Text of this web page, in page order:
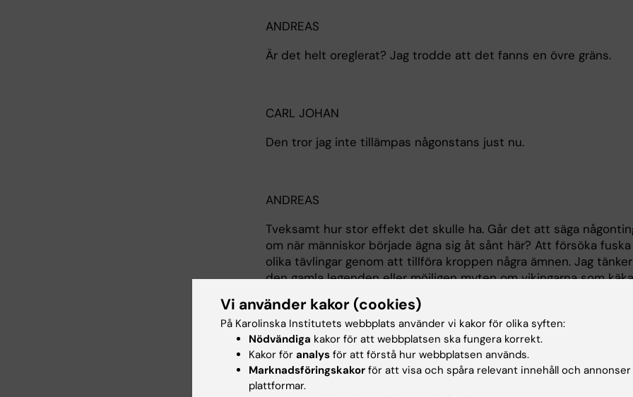
ANDREAS
Är det helt oreglerat? Jag trodde att det fanns en övre gräns.
CARL JOHAN
Den tror jag inte tillämpas någonstans just nu.
ANDREAS
Tveksamt hur stor effekt det skulle ha. Går det att säga
om när människor började ägna sig åt sånt här? Att försöka fuska
olika tävlingar genom att tillföra kroppen några ämnen. Jag
den gamla legenden eller möjligen myten om vikingarna som
flugsvamp innan slagen.
CARL JOHAN
Då var det kanske inte idrottsliga prestationer i strikt bemärkelse.
Vi använder kakor (cookies)
På Karolinska Institutets webbplats använder vi kakor för olika syften:
Nödvändiga kakor för att webbplatsen ska fungera korrekt.
Kakor för analys för att förstå hur webbplatsen används.
Marknadsföringskakor för att visa och spåra relevant innehåll och
plattformar.